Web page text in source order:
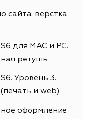
сайта: верстка
для MAC и PC.
ретушь
Уровень 3.
и web)
оформление